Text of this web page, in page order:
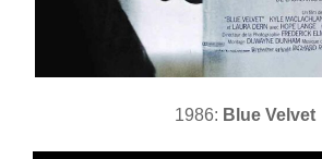
1986: Blue Velvet